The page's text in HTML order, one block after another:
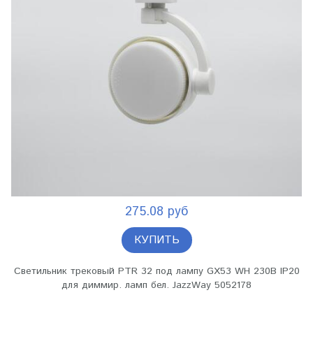
275.08 руб
КУПИТЬ
Светильник трековый PTR 32 под лампу GX53 WH 230В IP20
для диммир. ламп бел. JazzWay 5052178